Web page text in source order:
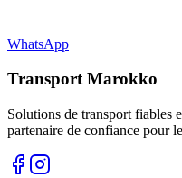
WhatsApp
Transport Marokko
Solutions de transport fiables
partenaire de confiance pour